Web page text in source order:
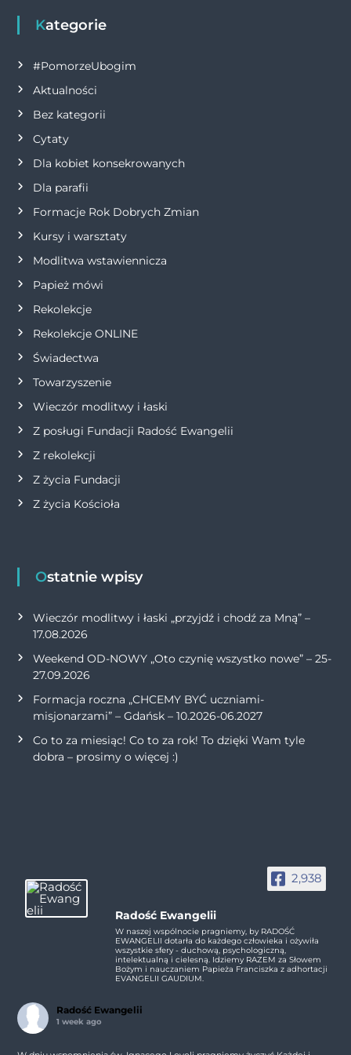
g
a
c
j
a
w
p
i
s
u
Kategorie
#PomorzeUbogim
Aktualności
Bez kategorii
Cytaty
Dla kobiet konsekrowanych
Dla parafii
Formacje Rok Dobrych Zmian
Kursy i warsztaty
Modlitwa wstawiennicza
Papież mówi
Rekolekcje
Rekolekcje ONLINE
Świadectwa
Towarzyszenie
Wieczór modlitwy i łaski
Z posługi Fundacji Radość Ewangelii
Z rekolekcji
Z życia Fundacji
Z życia Kościoła
Ostatnie wpisy
Wieczór modlitwy i łaski „przyjdź i chodź za Mną” –
17.08.2026
Weekend OD-NOWY „Oto czynię wszystko nowe” – 25-
27.09.2026
Formacja roczna „CHCEMY BYĆ uczniami-
misjonarzami” – Gdańsk – 10.2026-06.2027
Co to za miesiąc! Co to za rok! To dzięki Wam tyle
dobra – prosimy o więcej :)
2,938
Radość Ewangelii
W naszej wspólnocie pragniemy, by RADOŚĆ
EWANGELII dotarła do każdego człowieka i ożywiła
wszystkie sfery - duchową, psychologiczną,
intelektualną i cielesną. Idziemy RAZEM za Słowem
Bożym i nauczaniem Papieża Franciszka z adhortacji
EVANGELII GAUDIUM.
Radość Ewangelii
1 week ago